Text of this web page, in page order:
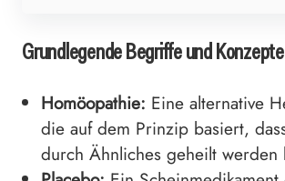
Grundlegende Begriffe und Konzepte
Homöopathie: Eine alternative
die auf dem Prinzip basiert,
durch Ähnliches geheilt werden